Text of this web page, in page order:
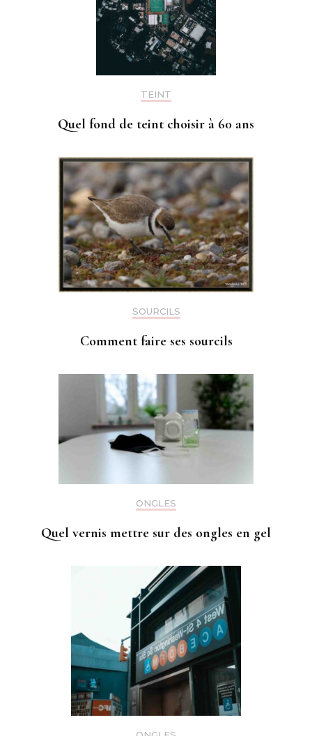
TEINT
Quel fond de teint choisir à 60 ans
SOURCILS
Comment faire ses sourcils
ONGLES
Quel vernis mettre sur des ongles en gel